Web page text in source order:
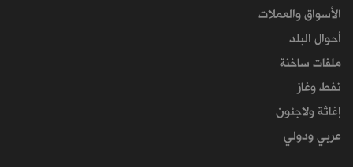
الأسواق والعملات
أحوال البلد
ملفات ساخنة
نفط وغاز
إغاثة ولاجئون
عربي ودولي